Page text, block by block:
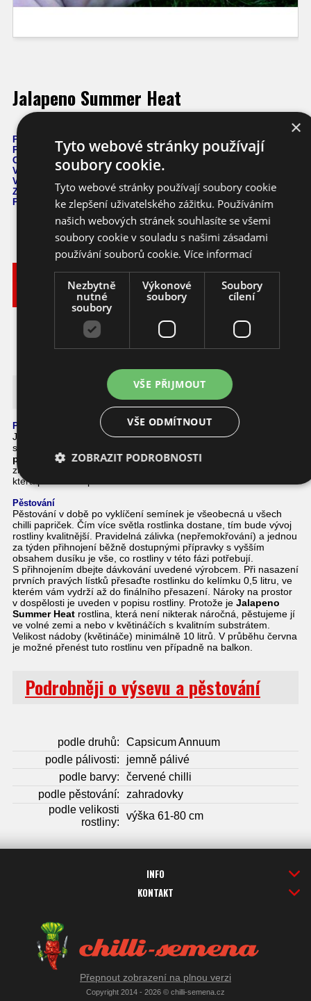
Jalapeno Summer Heat
Počet semen: 10 ks
Pálivost:
10.000 SHU
CapsicumAnnuum
Výška: 60 - 100 cm
Velikost plodů: 8 - 10 cm
Zrání: 50 dnů
Původ: Mexiko
Vyberte
balení
Varianta Dostupnost Katalogové
číslo
Cena
chilli
Ihned k
odeslání
(2,44 EUR)
Jalapeno Summer Heat
Popis této chilli papričky
Jalapeno Summer Heat je charakteristický jalapenovitý plod na
silné stopce. Má masivní stěnu a je jedna z nejsilnějších u
papričekvůbec. Povrch je krásně hladký a lesklý bez prolisů,
zmačkání a různých výčnělků. Nezralá má tmavě zelenou barvu,
která při dozrání přechází v červenou.
Pěstování
Pěstování v době po vyklíčení semínek je všeobecná u všech
chilli papriček. Čím více světla rostlinka dostane, tím bude vývoj
rostliny kvalitnější. Pravidelná zálivka (nepřemokřování) a jednou
za týden přihnojení běžně dostupnými přípravky s vyšším
obsahem dusíku je vše, co rostliny v této fázi potřebují.
S přihnojením dbejte dávkování uvedené výrobcem. Při nasazení
prvních pravých lístků přesaďte rostlinku do kelímku 0,5 litru, ve
kterém vám vydrží až do finálního přesazení. Nároky na prostor
v dospělosti je uveden v popisu rostliny. Protože je Jalapeno
Summer Heat rostlina, která není nikterak náročná, pěstujeme jí
ve volné zemi a nebo v květináčích s kvalitním substrátem.
Velikost nádoby (květináče) minimálně 10 litrů. V průběhu června
je možné přenést tuto rostlinu ven případně na balkon.
Podrobněji o výsevu a pěstování
podle druhů:
Capsicum Annuum
podle pálivosti:
jemně pálivé
podle barvy:
červené chilli
podle pěstování:
zahradovky
podle velikosti
rostliny:
výška 61-80 cm
INFO
KONTAKT
Přepnout zobrazení na plnou verzi
Copyright 2014 - 2026 © chilli-semena.cz
×
Tyto webové stránky používají
soubory cookie.
Tyto webové stránky používají soubory cookie
ke zlepšení uživatelského zážitku. Používáním
našich webových stránek souhlasíte se všemi
soubory cookie v souladu s našimi zásadami
používání souborů cookie.Více informací
Nezbytně
nutné
soubory
Výkonové
soubory
Soubory
cílení
VŠE PŘIJMOUT
VŠE ODMÍTNOUT
ZOBRAZIT PODROBNOSTI